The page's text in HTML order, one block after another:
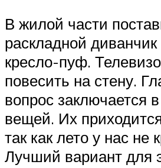
В жилой части
раскладной
кресло-пуф.
повесить на стену.
вопрос заключается
вещей. Их
так как лето у нас не
Лучший вариант для